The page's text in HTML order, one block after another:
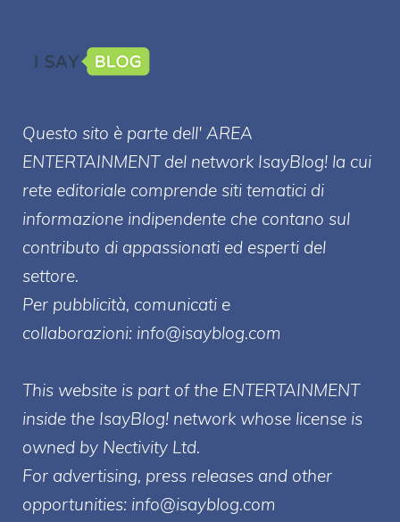
Questo sito è parte dell' AREA
ENTERTAINMENT del network IsayBlog! la cui
rete editoriale comprende siti tematici di
informazione indipendente che contano sul
contributo di appassionati ed esperti del
settore.
Per pubblicità, comunicati e
collaborazioni: info@isayblog.com
This website is part of the ENTERTAINMENT
inside the IsayBlog! network whose license is
owned by Nectivity Ltd.
For advertising, press releases and other
opportunities: info@isayblog.com